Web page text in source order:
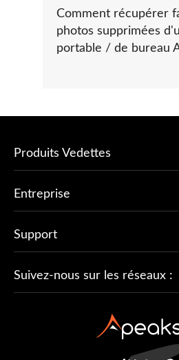
Comment récupérer
photos supprimées
portable / de bureau
Produits Vedettes
Entreprise
Support
Suivez-nous sur les réseaux :